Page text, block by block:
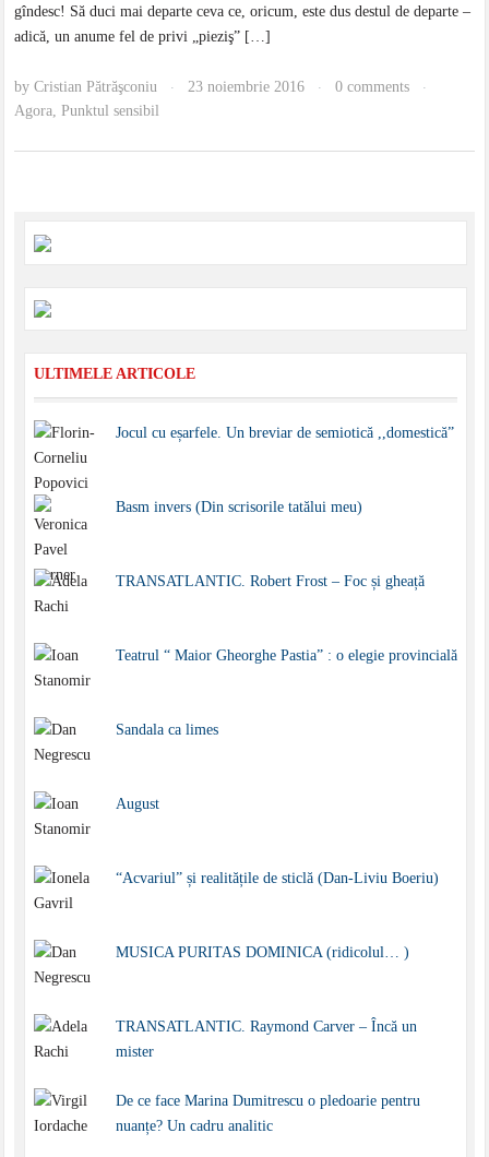
gîndesc! Să duci mai departe ceva ce, oricum, este dus destul de departe –
adică, un anume fel de privi „pieziş” […]
byCristian Pătrăşconiu · 23 noiembrie 2016 · 0 comments ·
Agora,Punktul sensibil
ULTIMELE ARTICOLE
Jocul cu eșarfele. Un breviar de semiotică ,,domestică”
Basm invers (Din scrisorile tatălui meu)
TRANSATLANTIC. Robert Frost – Foc și gheață
Teatrul “ Maior Gheorghe Pastia” : o elegie provincială
Sandala ca limes
August
“Acvariul” și realitățile de sticlă (Dan-Liviu Boeriu)
MUSICA PURITAS DOMINICA (ridicolul… )
TRANSATLANTIC. Raymond Carver – Încă un
mister
De ce face Marina Dumitrescu o pledoarie pentru
nuanțe? Un cadru analitic